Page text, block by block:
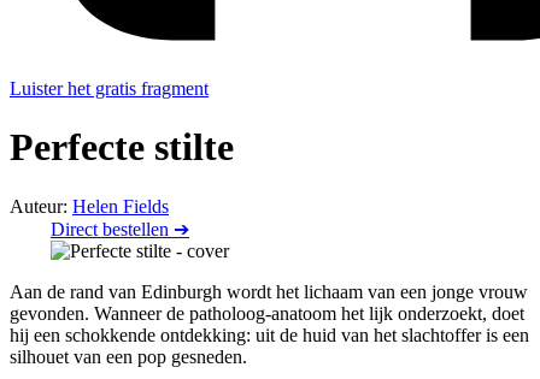
Luister het gratis fragment
Perfecte stilte
Auteur: Helen Fields
Direct bestellen ➔
Aan de rand van Edinburgh wordt het lichaam van een jonge vrouw
gevonden. Wanneer de patholoog-anatoom het lijk onderzoekt, doet
hij een schokkende ontdekking: uit de huid van het slachtoffer is een
silhouet van een pop gesneden.